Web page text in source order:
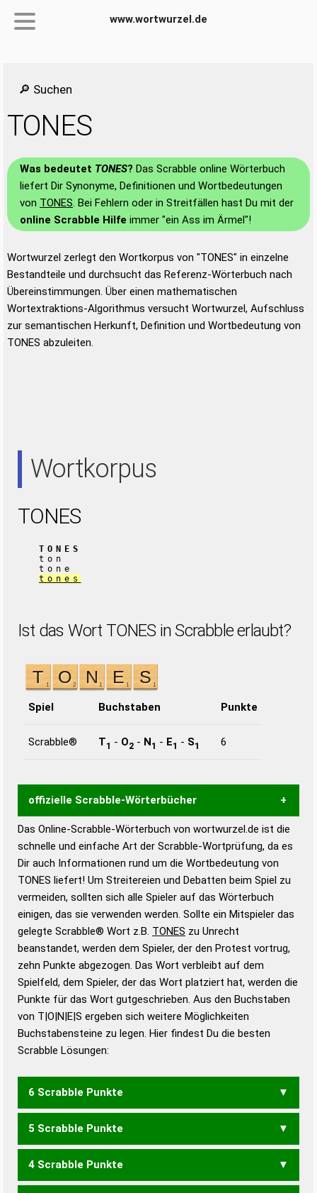
www.wortwurzel.de
🔎 Suchen
TONES
Was bedeutet TONES? Das Scrabble online Wörterbuch
liefert Dir Synonyme, Definitionen und Wortbedeutungen
von TONES. Bei Fehlern oder in Streitfällen hast Du mit der
online Scrabble Hilfe immer "ein Ass im Ärmel"!
Wortwurzel zerlegt den Wortkorpus von "TONES" in einzelne
Bestandteile und durchsucht das Referenz-Wörterbuch nach
Übereinstimmungen. Über einen mathematischen
Wortextraktions-Algorithmus versucht Wortwurzel, Aufschluss
zur semantischen Herkunft, Definition und Wortbedeutung von
TONES abzuleiten.
Wortkorpus
TONES
TONES
ton
tone
tones
Ist das Wort TONES in Scrabble erlaubt?
Spiel Buchstaben Punkte
Scrabble® T1 - O2 - N1 - E1 - S1 6
offizielle Scrabble-Wörterbücher
Wortwurzel liefert mit Hilfe eines semantischen
Wortanalyse-Algorithmus gute Anhaltspunkte zu
Wortbedeutung, Worttrennung und Wortform, um die
Gültigkeit eines Wortes für das Scrabble-Spiel zu
bestimmen!
zugelassene Turnier Scrabble-
Wörterbücher sind:
Duden – Standardwerk in 12 Bänden
Duden – Richtiges und gutes
Deutsch
Duden – Die deutsche Grammatik
Duden – Deutsches
Das Online-Scrabble-Wörterbuch von wortwurzel.de ist die
schnelle und einfache Art der Scrabble-Wortprüfung, da es
Dir auch Informationen rund um die Wortbedeutung von
TONES liefert! Um Streitereien und Debatten beim Spiel zu
vermeiden, sollten sich alle Spieler auf das Wörterbuch
einigen, das sie verwenden werden. Sollte ein Mitspieler das
gelegte Scrabble® Wort z.B. TONES zu Unrecht
beanstandet, werden dem Spieler, der den Protest vortrug,
zehn Punkte abgezogen. Das Wort verbleibt auf dem
Spielfeld, dem Spieler, der das Wort platziert hat, werden die
Punkte für das Wort gutgeschrieben. Aus den Buchstaben
von T|O|N|E|S ergeben sich weitere Möglichkeiten
Buchstabensteine zu legen. Hier findest Du die besten
Scrabble Lösungen:
6 Scrabble Punkte
OSTEN STENO STOEN
5 Scrabble Punkte
NOTE OSTE SONE TONS
4 Scrabble Punkte